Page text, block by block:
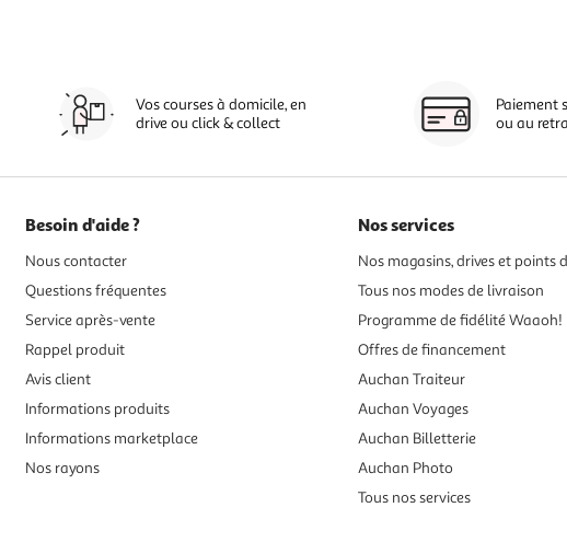
Vos courses à domicile, en
drive ou click & collect
Paiement
ou au
Besoin d'aide ?
Nous contacter
Questions fréquentes
Service après-vente
Rappel produit
Avis client
Informations produits
Informations marketplace
Nos rayons
Nos services
Nos magasins, drives et points
Tous nos modes de livraison
Programme de fidélité Waaoh!
Offres de financement
Auchan Traiteur
Auchan Voyages
Auchan Billetterie
Auchan Photo
Tous nos services